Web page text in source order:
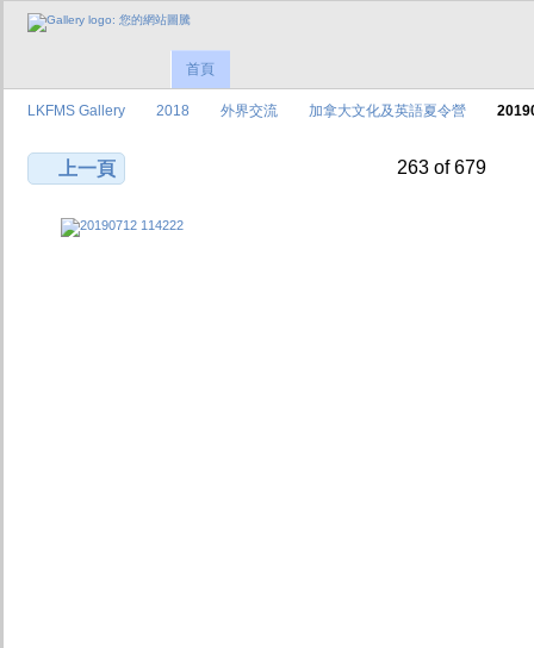
首頁
LKFMS Gallery 2018 外界交流 加拿大文化及英語夏令營
上一頁 263 of 679